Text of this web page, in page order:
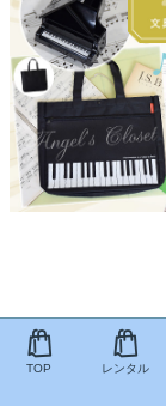
TOP レンタル